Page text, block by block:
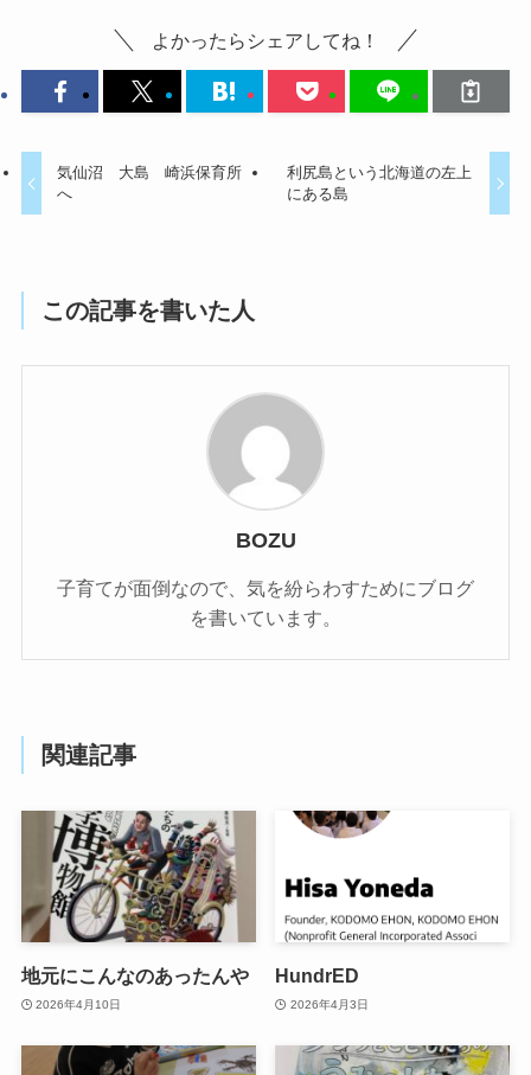
よかったらシェアしてね！
気仙沼 大島 崎浜保育所
へ
利尻島という北海道の左上
にある島
この記事を書いた人
BOZU
子育てが面倒なので、気を紛らわすためにブログ
を書いています。
関連記事
地元にこんなのあったんや
2026年4月10日
HundrED
2026年4月3日